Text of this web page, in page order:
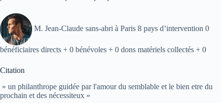
M. Jean-Claude sans-abri à Paris 8 pays d’intervention 0
bénéficiaires directs + 0 bénévoles + 0 dons matériels collectés + 0
Citation
» un philanthrope guidée par l'amour du semblable et le bien etre du
prochain et des nécessiteux »